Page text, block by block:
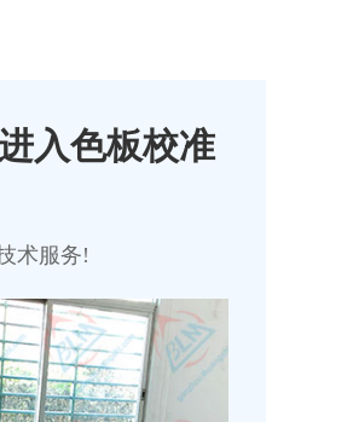
入色板校准
术服务!